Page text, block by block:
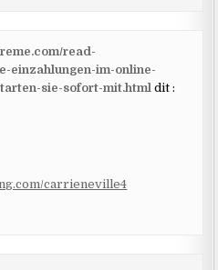
read-
einzahlungen-im-online-
sie-sofort-mit.html dit :
carrieneville4